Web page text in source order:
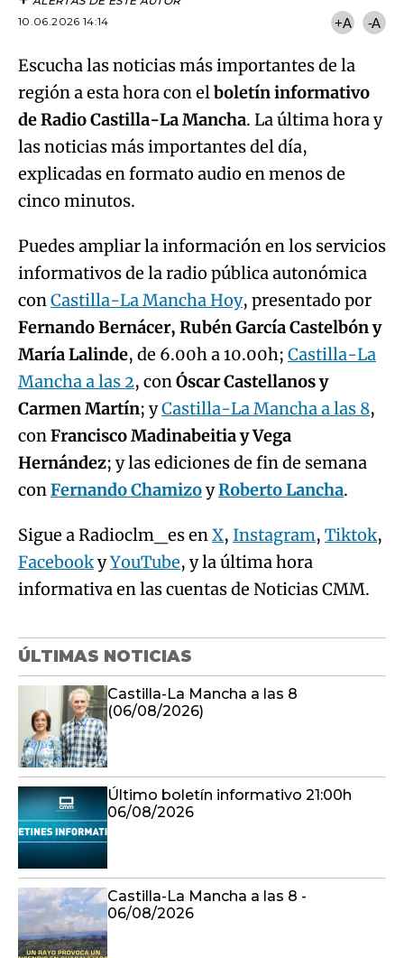
10.06.2026 14:14
+A -A
Escucha las noticias más importantes de la
región a esta hora con elboletín informativo
de Radio Castilla-La Mancha. La última hora y
las noticias más importantes del día,
explicadas en formato audio en menos de
cinco minutos.
Puedes ampliar la información en los servicios
informativos de la radio pública autonómica
conCastilla-La Mancha Hoy, presentado por
Fernando Bernácer, Rubén García Castelbón y
María Lalinde, de 6.00h a 10.00h; Castilla-La
Mancha a las 2, conÓscar Castellanos y
Carmen Martín; yCastilla-La Mancha a las 8,
conFrancisco Madinabeitia y Vega
Hernández; y las ediciones de fin de semana
conFernando ChamizoyRoberto Lancha.
Sigue a Radioclm_es enX, Instagram, Tiktok,
FacebookyYouTube, y la última hora
informativa en las cuentas de Noticias CMM.
ÚLTIMAS NOTICIAS
Castilla-La Mancha a las 8
(06/08/2026)
Último boletín informativo 21:00h
06/08/2026
Castilla-La Mancha a las 8 -
06/08/2026